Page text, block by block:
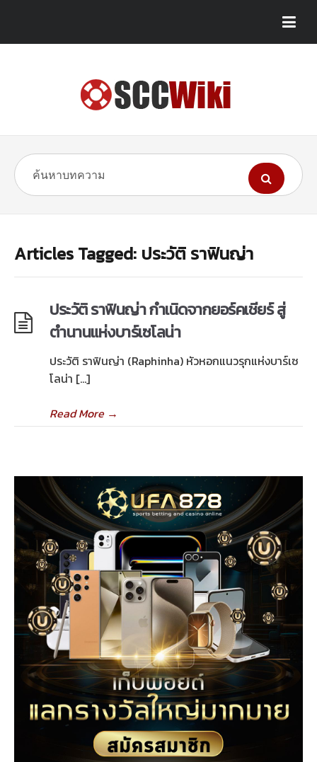
Articles Tagged: ประวัติ ราฟินญ่า
ประวัติ ราฟินญ่า กำเนิดจากยอร์คเชียร์ สู่
ตำนานแห่งบาร์เซโลน่า
ประวัติ ราฟินญ่า (Raphinha) หัวหอกแนวรุกแห่งบาร์เซ
โลน่า […]
Read More→